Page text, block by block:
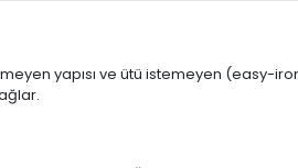
yapısı ve ütü istemeyen (easy-